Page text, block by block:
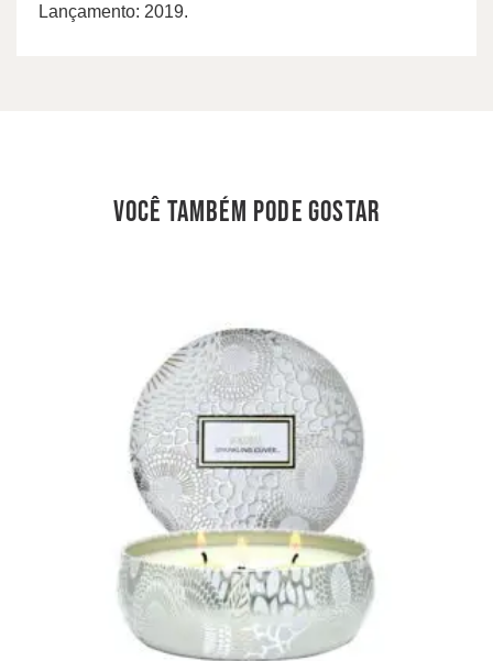
Lançamento: 2019.
você também pode gostar